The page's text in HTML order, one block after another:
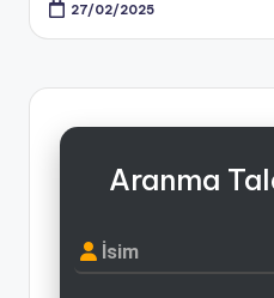
27/02/2025
Aranma
İsim